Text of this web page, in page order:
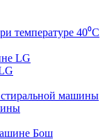
температуре 40⁰C